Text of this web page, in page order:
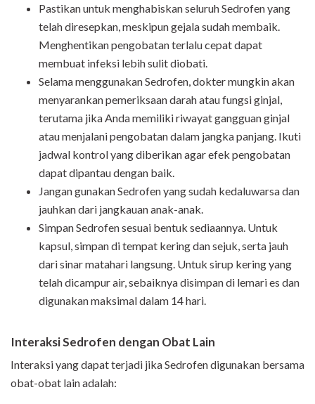
Pastikan untuk menghabiskan seluruh Sedrofen yang
telah diresepkan, meskipun gejala sudah membaik.
Menghentikan pengobatan terlalu cepat dapat
membuat infeksi lebih sulit diobati.
Selama menggunakan Sedrofen, dokter mungkin akan
menyarankan pemeriksaan darah atau fungsi ginjal,
terutama jika Anda memiliki riwayat gangguan ginjal
atau menjalani pengobatan dalam jangka panjang. Ikuti
jadwal kontrol yang diberikan agar efek pengobatan
dapat dipantau dengan baik.
Jangan gunakan Sedrofen yang sudah kedaluwarsa dan
jauhkan dari jangkauan anak-anak.
Simpan Sedrofen sesuai bentuk sediaannya. Untuk
kapsul, simpan di tempat kering dan sejuk, serta jauh
dari sinar matahari langsung. Untuk sirup kering yang
telah dicampur air, sebaiknya disimpan di lemari es dan
digunakan maksimal dalam 14 hari.
Interaksi Sedrofen dengan Obat Lain
Interaksi yang dapat terjadi jika Sedrofen digunakan bersama
obat-obat lain adalah: